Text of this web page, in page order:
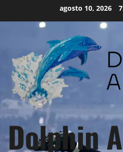
agosto 10, 2026
Dolphin